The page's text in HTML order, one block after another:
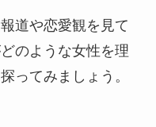
道や恋愛観を見て
のような女性を理
ってみましょう。